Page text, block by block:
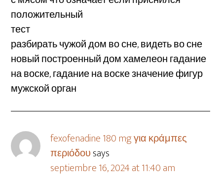
положительный
тест
разбирать чужой дом во сне, видеть во сне
новый построенный дом хамелеон гадание
на воске, гадание на воске значение фигур
мужской орган
fexofenadine 180 mg για κράμπες
περιόδουsays
septiembre 16, 2024 at 11:40 am